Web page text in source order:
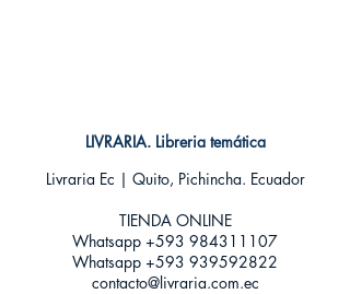
LIVRARIA. Libreria temática
Livraria Ec | Quito, Pichincha. Ecuador
TIENDA ONLINE​
Whatsapp +593 984311107
Whatsapp +593 939592822
contacto@livraria.com.ec